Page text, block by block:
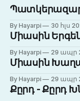
By Hayarpi 30 հլս
Միասին
By Hayarpi 29 ապր
Միասին
By Hayarpi 29 ապր
Քըրդ - Քըրդ